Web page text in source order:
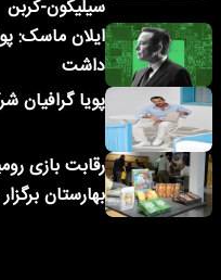
سیلیکون-کربن
داشت
پویا گرافیان
رقابت بازی
بهارستان